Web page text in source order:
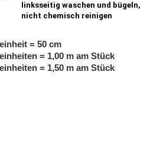
linksseitig waschen und bügeln,
nicht chemisch reinigen
= 50 cm
= 1,00 m am Stück
= 1,50 m am Stück